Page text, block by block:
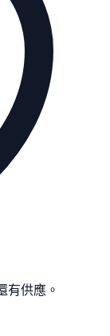
有供應。